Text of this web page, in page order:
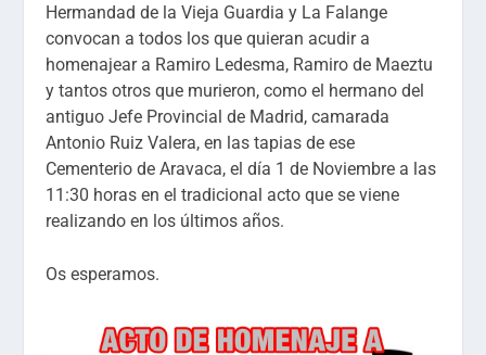
Hermandad de la Vieja Guardia y La Falange
convocan a todos los que quieran acudir a
homenajear a Ramiro Ledesma, Ramiro de Maeztu
y tantos otros que murieron, como el hermano del
antiguo Jefe Provincial de Madrid, camarada
Antonio Ruiz Valera, en las tapias de ese
Cementerio de Aravaca, el día 1 de Noviembre a las
11:30 horas en el tradicional acto que se viene
realizando en los últimos años.
Os esperamos.